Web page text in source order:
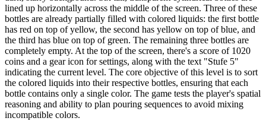
lined up horizontally across the middle of the screen. Three of these
bottles are already partially filled with colored liquids: the first bottle
has red on top of yellow, the second has yellow on top of blue, and
the third has blue on top of green. The remaining three bottles are
completely empty. At the top of the screen, there's a score of 1020
coins and a gear icon for settings, along with the text "Stufe 5"
indicating the current level. The core objective of this level is to sort
the colored liquids into their respective bottles, ensuring that each
bottle contains only a single color. The game tests the player's spatial
reasoning and ability to plan pouring sequences to avoid mixing
incompatible colors.